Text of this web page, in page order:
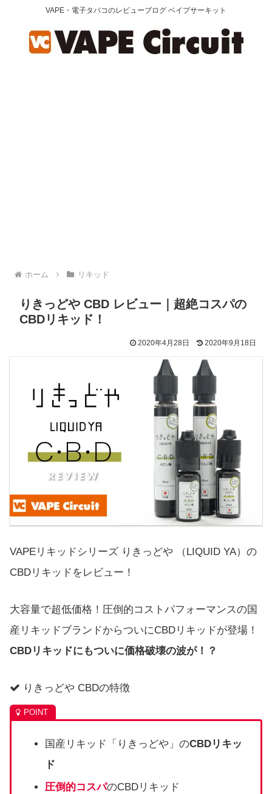
VAPE・電子タバコのレビューブログ ベイプサーキット
ホーム リキッド
りきっどや CBD レビュー｜超絶コスパの
CBDリキッド！
2020年4月28日 2020年9月18日
VAPEリキッドシリーズ りきっどや （LIQUID YA）の
CBDリキッドをレビュー！
大容量で超低価格！圧倒的コストパフォーマンスの国
産リキッドブランドからついにCBDリキッドが登場！
CBDリキッドにもついに価格破壊の波が！？
りきっどや CBDの特徴
国産リキッド「りきっどや」のCBDリキッ
ド
圧倒的コスパのCBDリキッド